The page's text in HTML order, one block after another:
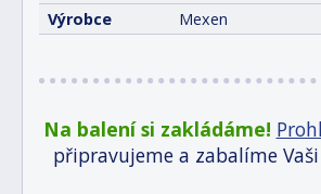
Výrobce
Mexen
Na balení si zakládáme!
připravujeme a zabalíme